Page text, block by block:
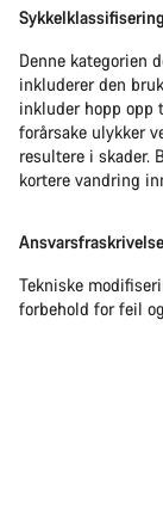
Sykkelklassifisering
Denne kategorien
inkluderer den
inkluder hopp opp
forårsake ulykker
resultere i skader.
kortere vandring
Ansvarsfraskrivelse
Tekniske
forbehold for feil